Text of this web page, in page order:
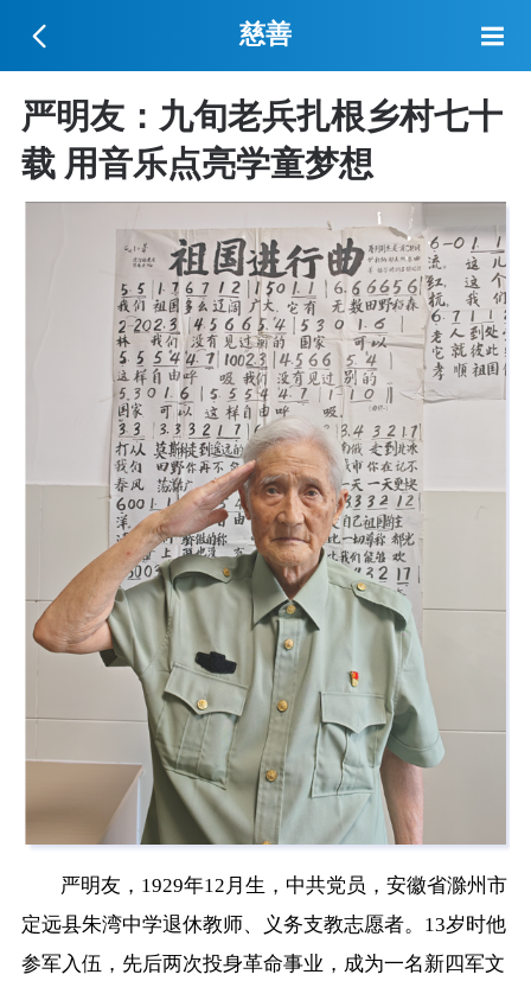
慈善
严明友：九旬老兵扎根乡村七十
载 用音乐点亮学童梦想
严明友，1929年12月生，中共党员，安徽省滁州市
定远县朱湾中学退休教师、义务支教志愿者。13岁时他
参军入伍，先后两次投身革命事业，成为一名新四军文